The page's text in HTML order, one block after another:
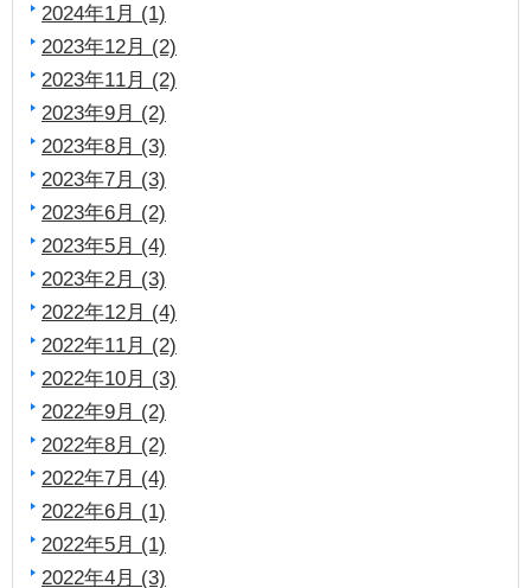
2024年1月 (1)
2023年12月 (2)
2023年11月 (2)
2023年9月 (2)
2023年8月 (3)
2023年7月 (3)
2023年6月 (2)
2023年5月 (4)
2023年2月 (3)
2022年12月 (4)
2022年11月 (2)
2022年10月 (3)
2022年9月 (2)
2022年8月 (2)
2022年7月 (4)
2022年6月 (1)
2022年5月 (1)
2022年4月 (3)